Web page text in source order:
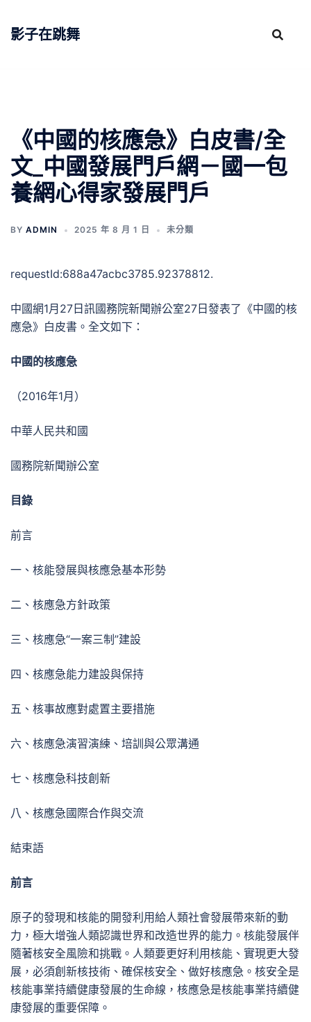
影子在跳舞
《中國的核應急》白皮書/全
文_中國發展門戶網－國一包
養網心得家發展門戶
BY ADMIN 2025 年 8 月 1 日 未分類
requestId:688a47acbc3785.92378812.
中國網1月27日訊國務院新聞辦公室27日發表了《中國的核
應急》白皮書。全文如下：
中國的核應急
（2016年1月）
中華人民共和國
國務院新聞辦公室
目錄
前言
一、核能發展與核應急基本形勢
二、核應急方針政策
三、核應急“一案三制”建設
四、核應急能力建設與保持
五、核事故應對處置主要措施
六、核應急演習演練、培訓與公眾溝通
七、核應急科技創新
八、核應急國際合作與交流
結束語
前言
原子的發現和核能的開發利用給人類社會發展帶來新的動
力，極大增強人類認識世界和改造世界的能力。核能發展伴
隨著核安全風險和挑戰。人類要更好利用核能、實現更大發
展，必須創新核技術、確保核安全、做好核應急。核安全是
核能事業持續健康發展的生命線，核應急是核能事業持續健
康發展的重要保障。